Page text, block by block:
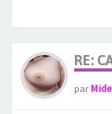
RE:
par